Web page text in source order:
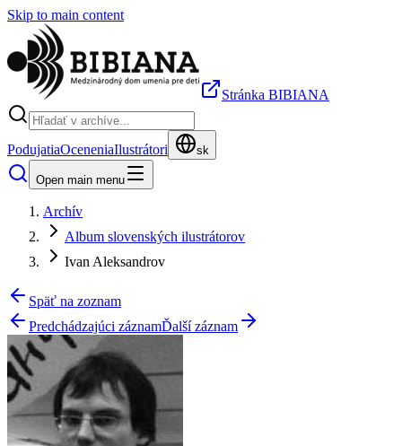
Skip to main content
Stránka BIBIANA
PodujatiaOceneniaIlustrátori sk
Open main menu
Archív
Album slovenských ilustrátorov
Ivan Aleksandrov
Späť na zoznam
Predchádzajúci záznamĎalší záznam